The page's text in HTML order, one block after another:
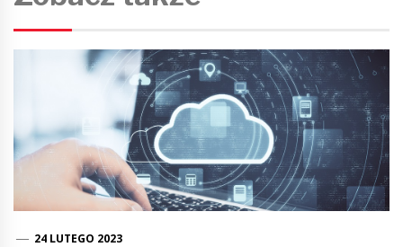
24 LUTEGO 2023